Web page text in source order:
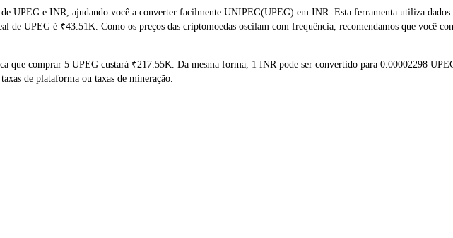
UPEG e INR, ajudando você a converter facilmente UNIPEG(UPEG) em INR. Esta ferramenta utiliza dados
de UPEG é ₹43.51K. Como os preços das criptomoedas oscilam com frequência, recomendamos que você
que comprar 5 UPEG custará ₹217.55K. Da mesma forma, 1 INR pode ser convertido para 0.00002298
de plataforma ou taxas de mineração.